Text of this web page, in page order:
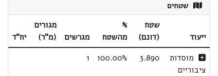
שטחים
ייעוד
שטח
(דונם)
%
מהשטח
מגרשים
מגורים
(מ"ר)
יח"ד
מוסדות
ציבוריים
3.890
100.00%
1